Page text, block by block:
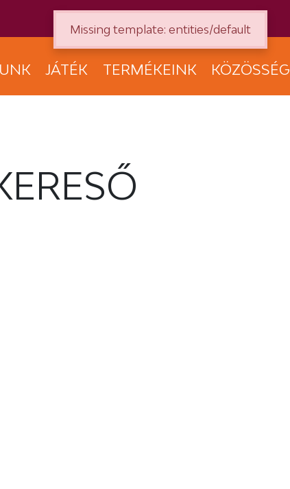
JÁTÉK TERMÉKEINK KÖZÖSSÉG
Missing template: entities/default